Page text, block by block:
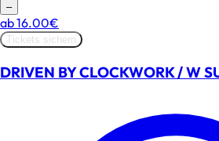
–
ab16.00€
Tickets sichern
DRIVEN BY CLOCKWORK / W